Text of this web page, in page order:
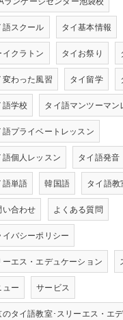
語スクール タイ基本情報
イクラトン タイお祭り
変わった風習 タイ留学
語学校 タイ語マンツーマン
語プライベートレッスン
語個人レッスン タイ語発音
語単語 韓国語 タイ語教
い合わせ よくある質問
イバシーポリシー
ーエス・エデュケーション
ュー サービス
のタイ語教室･スリーエス・エ